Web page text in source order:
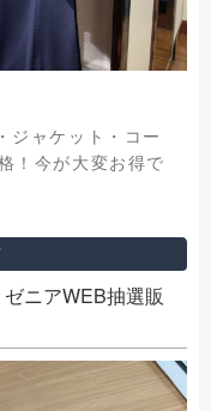
ャケット・コー
！今が大変お得で
ニアWEB抽選販